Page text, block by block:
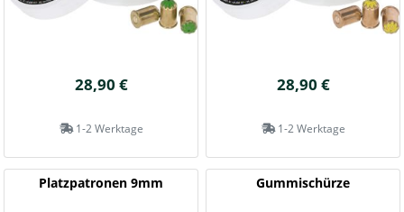
28,90 €
1-2 Werktage
28,90 €
1-2 Werktage
Platzpatronen 9mm Gummischürze